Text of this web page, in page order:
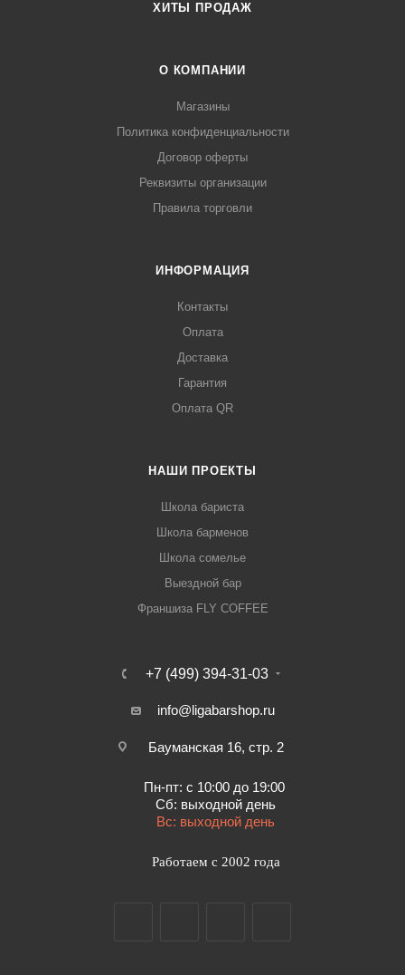
ХИТЫ ПРОДАЖ
О КОМПАНИИ
Магазины
Политика конфиденциальности
Договор оферты
Реквизиты организации
Правила торговли
ИНФОРМАЦИЯ
Контакты
Оплата
Доставка
Гарантия
Оплата QR
НАШИ ПРОЕКТЫ
Школа бариста
Школа барменов
Школа сомелье
Выездной бар
Франшиза FLY COFFEE
+7 (499) 394-31-03
info@ligabarshop.ru
Бауманская 16, стр. 2
Пн-пт: с 10:00 до 19:00
Сб: выходной день
Вс: выходной день
Работаем с 2002 года